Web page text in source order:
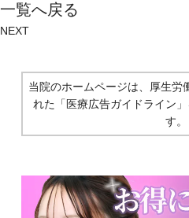
⼀覧へ戻る
NEXT
当院のホームページは、厚生労
れた 「医療広告ガイドライン
す。